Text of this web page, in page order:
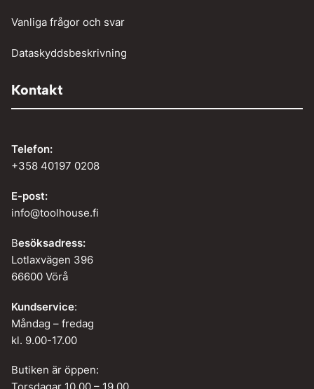
Vanliga frågor och svar
Dataskyddsbeskrivning
Kontakt
Telefon:
+358 40197 0208
E-post:
info@toolhouse.fi
Besöksadress:
Lotlaxvägen 396
66600 Vörå
Kundservice:
Måndag – fredag
kl. 9.00-17.00
Butiken är öppen: